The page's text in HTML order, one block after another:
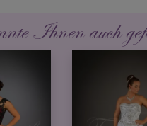
Ihnen auch